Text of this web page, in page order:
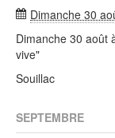
Dimanche 30
Dimanche 30 août
vive"
Souillac
SEPTEMBRE